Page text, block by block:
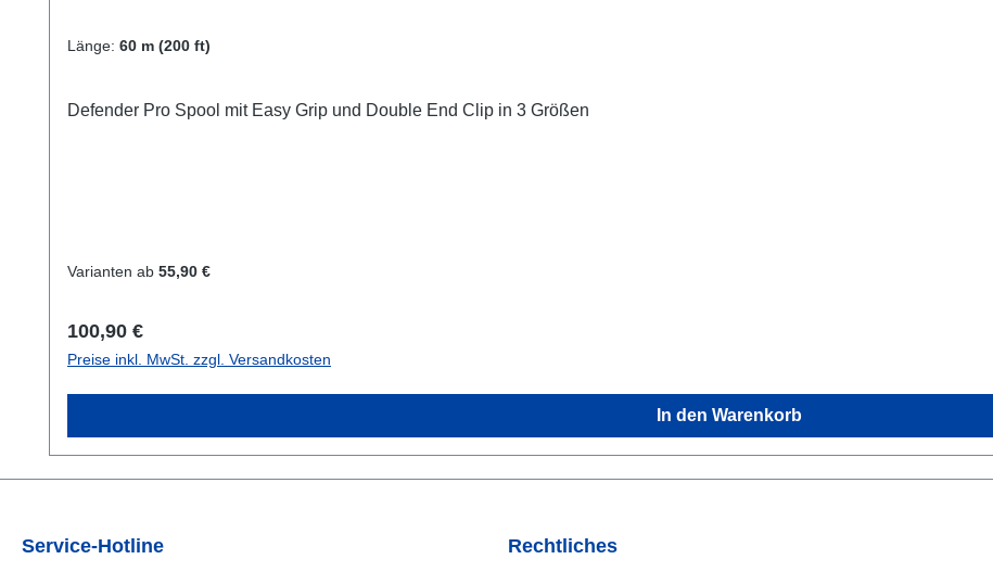
Länge: 60 m (200 ft)
Defender Pro Spool mit Easy Grip und Double End Clip in 3 Größen
Varianten ab 55,90 €
Regulärer Preis:
100,90 €
Preise inkl. MwSt. zzgl. Versandkosten
In den Warenkorb
Service-Hotline Rechtliches